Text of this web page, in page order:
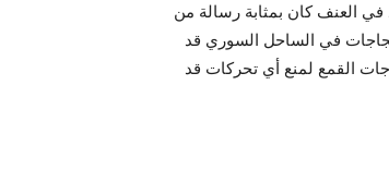
العنف كان بمثابة رسالة من
في الساحل السوري قد
القمع لمنع أي تحركات قد